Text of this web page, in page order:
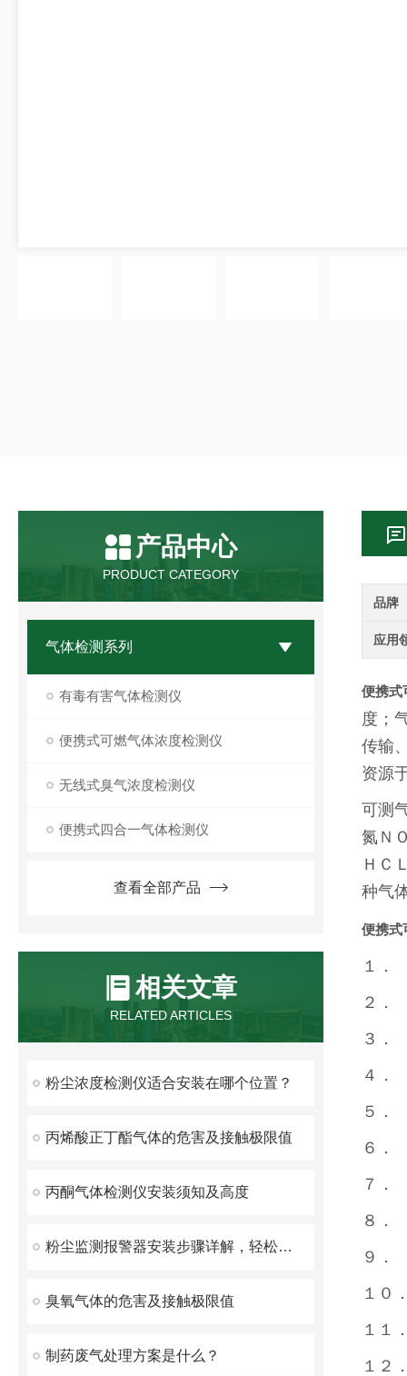
产品中心
PRODUCT CATEGORY
气体检测系列
有毒有害气体检测仪
便携式可燃气体浓度检测仪
无线式臭气浓度检测仪
便携式四合一气体检测仪
查看全部产品
相关文章
RELATED ARTICLES
粉尘浓度检测仪适合安装在哪个位置？
丙烯酸正丁酯气体的危害及接触极限值
丙酮气体检测仪安装须知及高度
粉尘监测报警器安装步骤详解，轻松上手指南
臭氧气体的危害及接触极限值
制药废气处理方案是什么？
品牌
应用
便携式
度；
传输
资源
可测
氮Ｎ
ＨＣ
种气
便携式
１．
２．
３．
４．
５．
６．
７．
８．
９．
１０
１１
１２